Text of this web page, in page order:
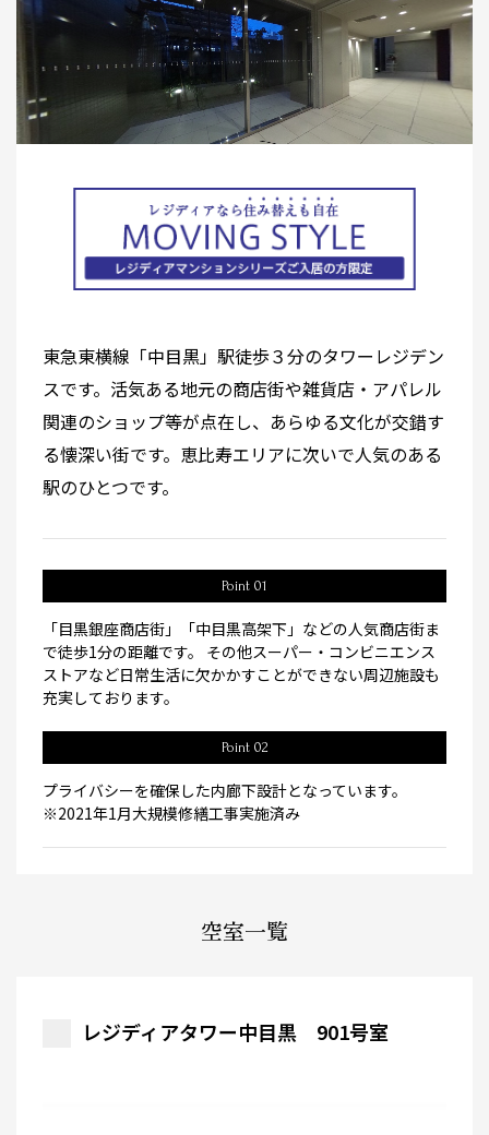
東急東横線「中目黒」駅徒歩３分のタワーレジデン
スです。活気ある地元の商店街や雑貨店・アパレル
関連のショップ等が点在し、あらゆる文化が交錯す
る懐深い街です。恵比寿エリアに次いで人気のある
駅のひとつです。
Point 01
「目黒銀座商店街」「中目黒高架下」などの人気商店街ま
で徒歩1分の距離です。 その他スーパー・コンビニエンス
ストアなど日常生活に欠かかすことができない周辺施設も
充実しております。
Point 02
プライバシーを確保した内廊下設計となっています。
※2021年1月大規模修繕工事実施済み
空室一覧
レジディアタワー中目黒 901号室